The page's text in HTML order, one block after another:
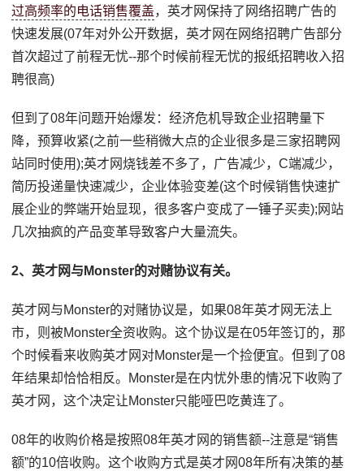
过高频率的电话销售覆盖，英才网保持了网络招聘广告的
快速发展(07年对外公开数据，英才网在网络招聘广告部分
首次超过了前程无忧--那个时候前程无忧的报纸招聘收入招
聘很高)
但到了08年问题开始爆发：经济危机导致企业招聘量下
降，预算收紧(之前一些稍微大点的企业很多是三家招聘网
站同时使用);英才网烧钱差不多了，广告减少，C端减少，
简历投递量快速减少，企业体验变差(这个时候销售快速扩
展企业的弊端开始显现，很多客户变成了一锤子买卖);网站
几次抽疯的产品变革导致客户大量流失。
2、英才网与Monster的对赌协议有关。
英才网与Monster的对赌协议是，如果08年英才网无法上
市，则被Monster全资收购。这个协议是在05年签订的，那
个时候看来收购英才网对Monster是一个捡便宜。但到了08
年结果却恰恰相反。Monster是在内忧外患的情况下收购了
英才网，这个决定让Monster只能哑巴吃黄连了。
08年的收购价格是按照08年英才网的销售额--注意是“销售
额”的10倍收购。这个收购方式是英才网08年所有决策的基